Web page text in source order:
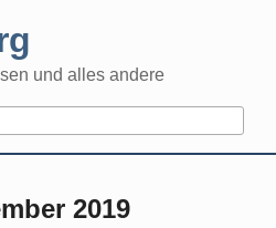
und alles andere
2019